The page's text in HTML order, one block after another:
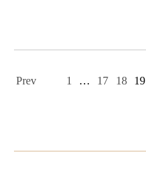
Prev 1 … 17 18 19